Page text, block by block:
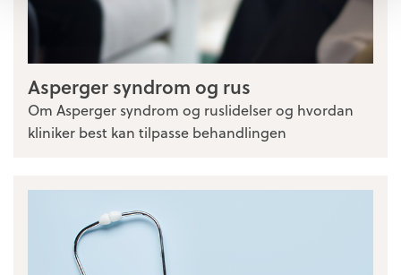
Asperger syndrom og rus
Om Asperger syndrom og ruslidelser og hvordan
kliniker best kan tilpasse behandlingen